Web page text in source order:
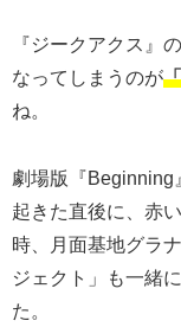
『ジークアクス』
なってしまうのが
ね。
劇場版『Beginning
起きた直後に、赤
時、月面基地グラ
ジェクト」も一緒
た。